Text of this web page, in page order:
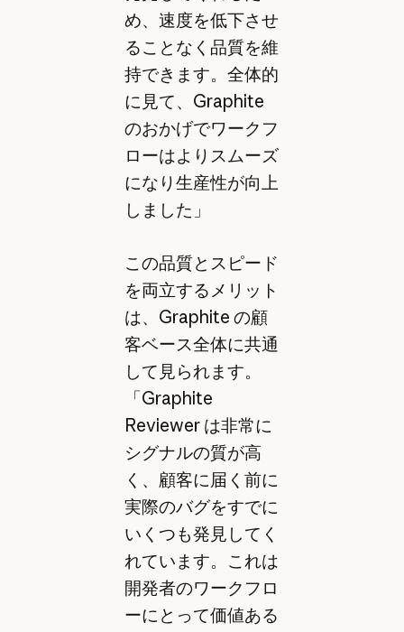
め、速度を低下させ
ることなく品質を維
持できます。全体的
に見て、Graphite
のおかげでワークフ
ローはよりスムーズ
になり生産性が向上
しました」
この品質とスピード
を両立するメリット
は、Graphite の顧
客ベース全体に共通
して見られます。
「Graphite
Reviewer は非常に
シグナルの質が高
く、顧客に届く前に
実際のバグをすでに
いくつも発見してく
れています。これは
開発者のワークフロ
ーにとって価値ある